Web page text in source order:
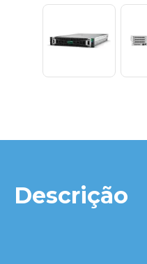
Descrição